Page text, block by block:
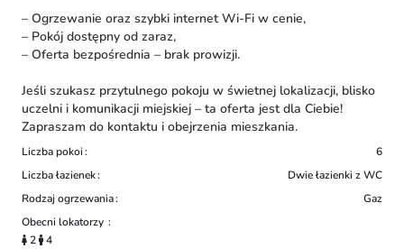
– Ogrzewanie oraz szybki internet Wi-Fi w cenie,
– Pokój dostępny od zaraz,
– Oferta bezpośrednia – brak prowizji.
Jeśli szukasz przytulnego pokoju w świetnej lokalizacji, blisko
uczelni i komunikacji miejskiej – ta oferta jest dla Ciebie!
Zapraszam do kontaktu i obejrzenia mieszkania.
Liczba pokoi
6
Liczba łazienek
Dwie łazienki z WC
Rodzaj ogrzewania
Gaz
Obecni lokatorzy
2
4